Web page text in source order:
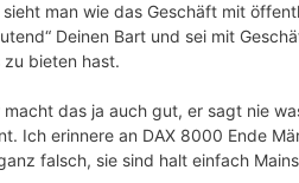
man wie das Geschäft mit
Deinen Bart und sei mit
zu bieten hast.
macht das ja auch gut, er sagt nie
Ich erinnere an DAX 8000 Ende
falsch, sie sind halt einfach